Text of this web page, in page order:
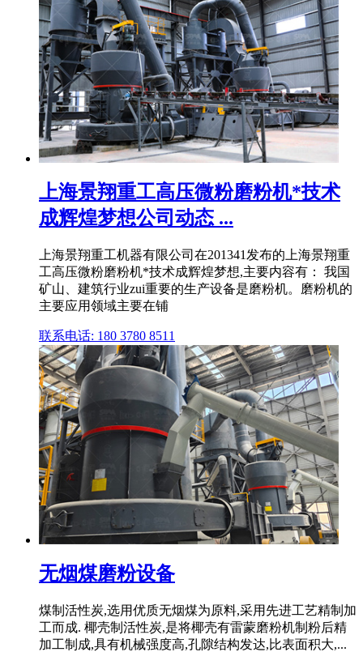
上海景翔重工高压微粉磨粉机*技术
成辉煌梦想公司动态 ...
上海景翔重工机器有限公司在201341发布的上海景翔重
工高压微粉磨粉机*技术成辉煌梦想,主要内容有： 我国
矿山、建筑行业zui重要的生产设备是磨粉机。磨粉机的
主要应用领域主要在铺
联系电话: 180 3780 8511
无烟煤磨粉设备
煤制活性炭,选用优质无烟煤为原料,采用先进工艺精制加
工而成. 椰壳制活性炭,是将椰壳有雷蒙磨粉机制粉后精
加工制成,具有机械强度高,孔隙结构发达,比表面积大,...